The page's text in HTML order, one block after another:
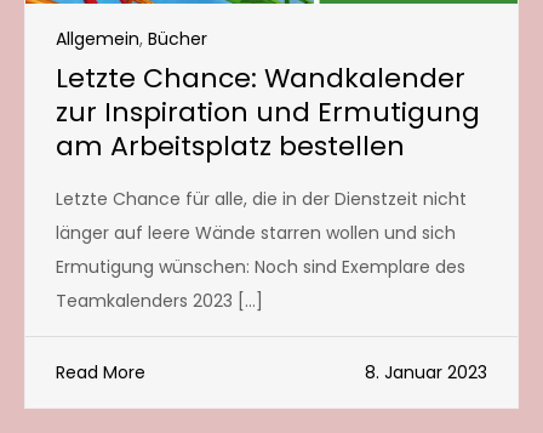
Allgemein, Bücher
Letzte Chance: Wandkalender
zur Inspiration und Ermutigung
am Arbeitsplatz bestellen
Letzte Chance für alle, die in der Dienstzeit nicht
länger auf leere Wände starren wollen und sich
Ermutigung wünschen: Noch sind Exemplare des
Teamkalenders 2023 […]
Read More 8. Januar 2023